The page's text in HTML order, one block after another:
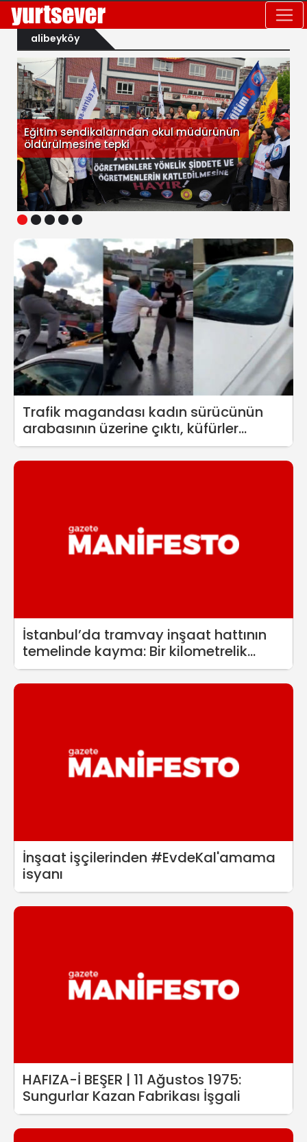
alibeyköy
1 2 3 4 5
Eğitim sendikalarından okul müdürünün
öldürülmesine tepki
Trafik magandası kadın sürücünün
arabasının üzerine çıktı, küfürler
savurdu
İstanbul’da tramvay inşaat hattının
temelinde kayma: Bir kilometrelik
kısım yeniden inşa edilecek
İnşaat işçilerinden #EvdeKal'amama
isyanı
HAFIZA-İ BEŞER | 11 Ağustos 1975:
Sungurlar Kazan Fabrikası İşgali